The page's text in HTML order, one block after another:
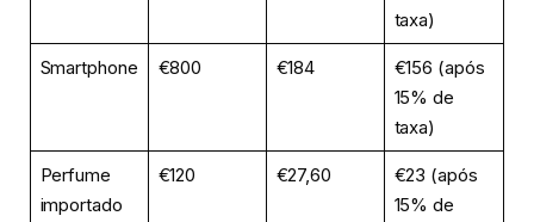
taxa)
Smartphone €800 €184
€156 (após
15% de
taxa)
Perfume
importado
€120 €27,60
€23 (após
15% de